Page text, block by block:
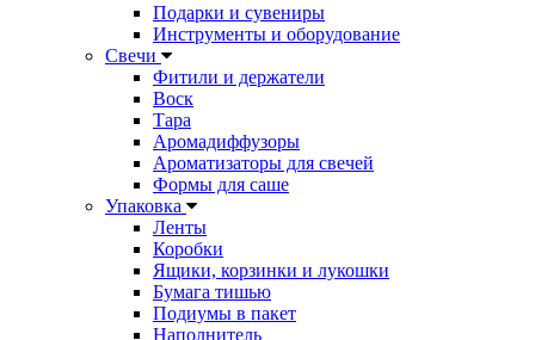
Подарки и сувениры
Инструменты и оборудование
Свечи
Фитили и держатели
Воск
Тара
Аромадиффузоры
Ароматизаторы для свечей
Формы для саше
Упаковка
Ленты
Коробки
Ящики, корзинки и лукошки
Бумага тишью
Подиумы в пакет
Наполнитель